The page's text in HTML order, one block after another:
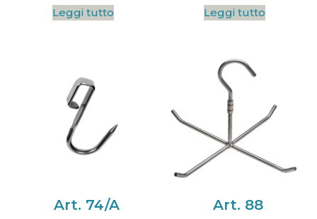
Leggi tutto Leggi tutto
Art. 74/A Art. 88